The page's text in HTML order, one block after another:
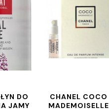
DO
JAMY
CHANEL COCO
MADEMOISELLE